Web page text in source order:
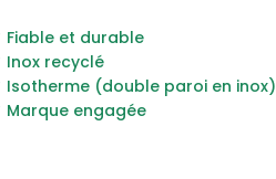
Sable
Fiable et durable
Inox recyclé
Isotherme (double paroi en inox)
Marque engagée